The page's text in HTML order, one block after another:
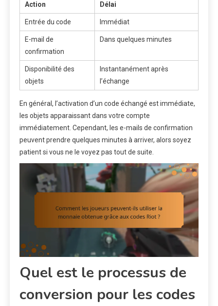
Action Délai
Entrée du code Immédiat
E-mail de
confirmation
Dans quelques minutes
Disponibilité des
objets
Instantanément après
l’échange
En général, l’activation d’un code échangé est immédiate,
les objets apparaissant dans votre compte
immédiatement. Cependant, les e-mails de confirmation
peuvent prendre quelques minutes à arriver, alors soyez
patient si vous ne le voyez pas tout de suite.
Quel est le processus de
conversion pour les codes